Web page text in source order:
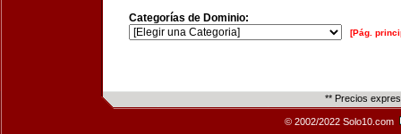
Categorías de Dominio:
[Pág.
** Precios
© 2002/2022 Solo10.com